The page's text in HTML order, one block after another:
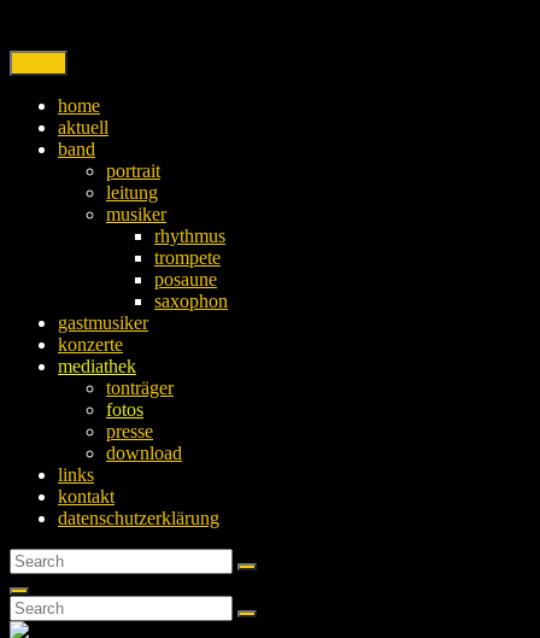
home
aktuell
band
portrait
leitung
musiker
rhythmus
trompete
posaune
saxophon
gastmusiker
konzerte
mediathek
tonträger
fotos
presse
download
links
kontakt
datenschutzerklärung
Search
for:
Search
Search
Search
for:
Search